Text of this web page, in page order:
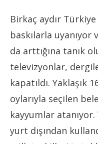
Birkaç aydır
baskılarla uyanıyor
da arttığına tanık
televizyonlar,
kapatıldı. Yaklaşık
oylarıyla seçilen
kayyumlar
yurt dışından